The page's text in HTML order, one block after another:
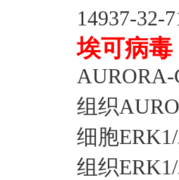
14937-32-
埃可病毒
组织
细胞
组织